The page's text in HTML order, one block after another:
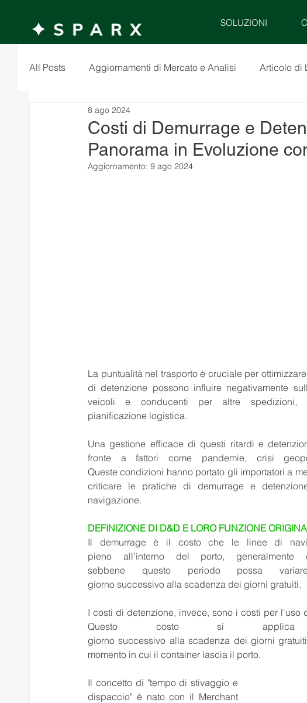
SOLUZIONI
All Posts Aggiornamenti di Mercato e Analisi Articolo di
Costi di Demurrage e
Panorama in Evoluzione
8 ago 2024
Aggiornamento: 9 ago 2024
La puntualità nel trasporto è cruciale per
di detenzione possono influire negativamente
veicoli e conducenti per altre
pianificazione logistica.
Una gestione efficace di questi ritardi e
fronte a fattori come pandemie, crisi
Queste condizioni hanno portato gli importatori a
criticare le pratiche di demurrage e
navigazione.
DEFINIZIONE DI D&D E LORO FUNZIONE
Il demurrage è il costo che le linee di
pieno all'interno del porto,
sebbene questo periodo possa
giorno successivo alla scadenza dei giorni gratuiti.
I costi di detenzione, invece, sono i costi per l'uso
Questo costo si
giorno successivo alla scadenza dei giorni
momento in cui il container lascia il porto.
Il concetto di "tempo di stivaggio e
dispaccio" è nato con il Merchant